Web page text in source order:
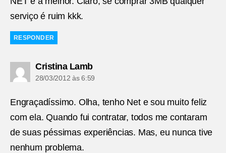
serviço é ruim kkk.
RESPONDER
Cristina Lambdiz:
28/03/2012 às 6:59
Engraçadíssimo. Olha, tenho Net e sou muito feliz
com ela. Quando fui contratar, todos me contaram
de suas péssimas experiências. Mas, eu nunca tive
nenhum problema.